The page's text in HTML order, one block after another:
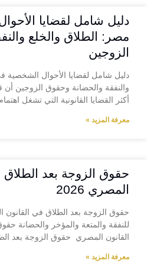
دليل شامل لقضايا
مصر: الطلاق والخلع
الزوجين
دليل شامل لقضايا الأحوال الشخصية
والنفقة والحضانة وحقوق الزوجين
أكثر القضايا القانونية التي تشغل
معرفة المزيد »
حقوق الزوجة بعد الطلاق
المصري 2026
للنفقة والمتعة والمؤخر والحضانة
القانون المصري حقوق الزوجة بعد
معرفة المزيد »